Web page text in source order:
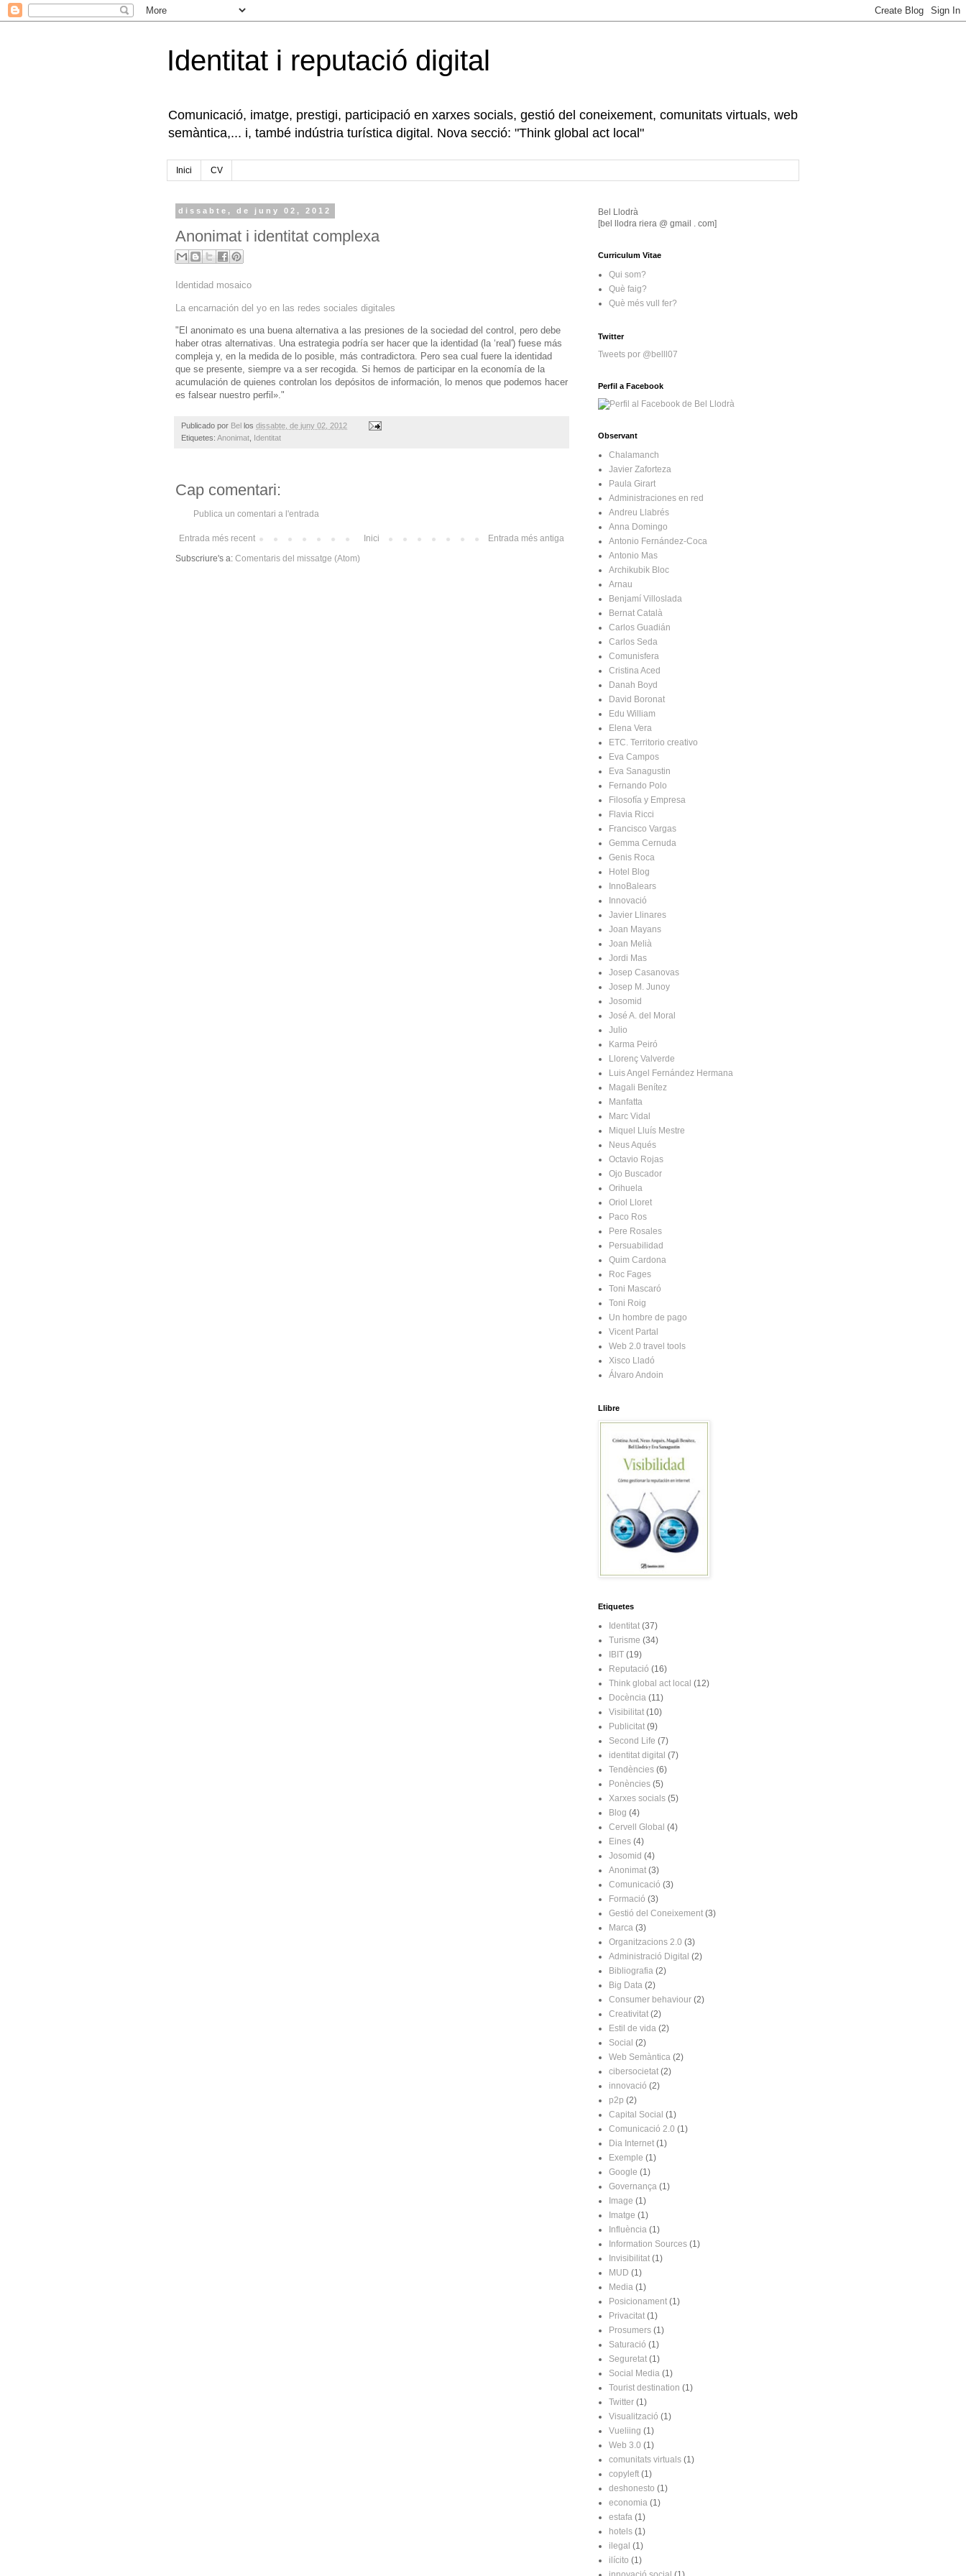
Identitat i reputació digital
Comunicació, imatge, prestigi, participació en xarxes socials, gestió del coneixement, comunitats virtuals, web
semàntica,... i, també indústria turística digital. Nova secció: "Think global act local"
Inici CV
dissabte, de juny 02, 2012
Anonimat i identitat complexa
Identidad mosaico
La encarnación del yo en las redes sociales digitales
"El anonimato es una buena alternativa a las presiones de la sociedad del control, pero debe
haber otras alternativas. Una estrategia podría ser hacer que la identidad (la ‘real') fuese más
compleja y, en la medida de lo posible, más contradictora. Pero sea cual fuere la identidad
que se presente, siempre va a ser recogida. Si hemos de participar en la economía de la
acumulación de quienes controlan los depósitos de información, lo menos que podemos hacer
es falsear nuestro perfil»."
Publicado por Bel los dissabte, de juny 02, 2012
Etiquetes: Anonimat Identitat
Cap comentari:
Publica un comentari a l'entrada
Entrada més recent Entrada més antiga
Inici
Subscriure's a: Comentaris del missatge (Atom)
Bel Llodrà
[bel llodra riera @ gmail . com]
Curriculum Vitae
Qui som?
Què faig?
Què més vull fer?
Twitter
Tweets por @belll07
Perfil a Facebook
Observant
Chalamanch
Javier Zaforteza
Paula Girart
Administraciones en red
Andreu Llabrés
Anna Domingo
Antonio Fernández-Coca
Antonio Mas
Archikubik Bloc
Arnau
Benjamí Villoslada
Bernat Català
Carlos Guadián
Carlos Seda
Comunisfera
Cristina Aced
Danah Boyd
David Boronat
Edu William
Elena Vera
ETC. Territorio creativo
Eva Campos
Eva Sanagustin
Fernando Polo
Filosofía y Empresa
Flavia Ricci
Francisco Vargas
Gemma Cernuda
Genis Roca
Hotel Blog
InnoBalears
Innovació
Javier Llinares
Joan Mayans
Joan Melià
Jordi Mas
Josep Casanovas
Josep M. Junoy
Josomid
José A. del Moral
Julio
Karma Peiró
Llorenç Valverde
Luis Angel Fernández Hermana
Magali Benítez
Manfatta
Marc Vidal
Miquel Lluís Mestre
Neus Aqués
Octavio Rojas
Ojo Buscador
Orihuela
Oriol Lloret
Paco Ros
Pere Rosales
Persuabilidad
Quim Cardona
Roc Fages
Toni Mascaró
Toni Roig
Un hombre de pago
Vicent Partal
Web 2.0 travel tools
Xisco Lladó
Álvaro Andoin
Llibre
Etiquetes
Identitat (37)
Turisme (34)
IBIT (19)
Reputació (16)
Think global act local (12)
Docència (11)
Visibilitat (10)
Publicitat (9)
Second Life (7)
identitat digital (7)
Tendències (6)
Ponències (5)
Xarxes socials (5)
Blog (4)
Cervell Global (4)
Eines (4)
Josomid (4)
Anonimat (3)
Comunicació (3)
Formació (3)
Gestió del Coneixement (3)
Marca (3)
Organitzacions 2.0 (3)
Administració Digital (2)
Bibliografia (2)
Big Data (2)
Consumer behaviour (2)
Creativitat (2)
Estil de vida (2)
Social (2)
Web Semàntica (2)
cibersocietat (2)
innovació (2)
p2p (2)
Capital Social (1)
Comunicació 2.0 (1)
Dia Internet (1)
Exemple (1)
Google (1)
Governança (1)
Image (1)
Imatge (1)
Influència (1)
Information Sources (1)
Invisibilitat (1)
MUD (1)
Media (1)
Posicionament (1)
Privacitat (1)
Prosumers (1)
Saturació (1)
Seguretat (1)
Social Media (1)
Tourist destination (1)
Twitter (1)
Visualització (1)
Vueliing (1)
Web 3.0 (1)
comunitats virtuals (1)
copyleft (1)
deshonesto (1)
economia (1)
estafa (1)
hotels (1)
ilegal (1)
ilícito (1)